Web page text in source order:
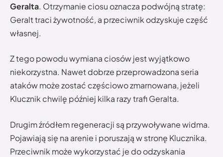
Geralta. Otrzymanie ciosu oznacza podwójną stratę:
Geralt traci żywotność, a przeciwnik odzyskuje część
własnej.
Z tego powodu wymiana ciosów jest wyjątkowo
niekorzystna. Nawet dobrze przeprowadzona seria
ataków może zostać częściowo zmarnowana, jeżeli
Klucznik chwilę później kilka razy trafi Geralta.
Drugim źródłem regeneracji są przywoływane widma.
Pojawiają się na arenie i poruszają w stronę Klucznika.
Przeciwnik może wykorzystać je do odzyskania